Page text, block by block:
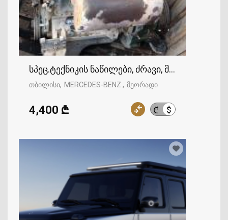
სპეც.ტექნიკის ნაწილები, ძრავი, მისი
თბილისი MERCEDES-BENZ მეორადი
₾ $
4,400 ₾